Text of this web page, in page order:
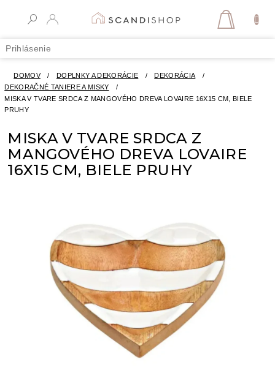
Prihlásenie
DOMOV / DOPLNKY A DEKORÁCIE / DEKORÁCIA
/
DEKORAČNÉ TANIERE A MISKY
/
MISKA V TVARE SRDCA Z MANGOVÉHO DREVA LOVAIRE 16X15 CM, BIELE
PRUHY
MISKA V TVARE SRDCA Z
MANGOVÉHO DREVA LOVAIRE
16X15 CM, BIELE PRUHY